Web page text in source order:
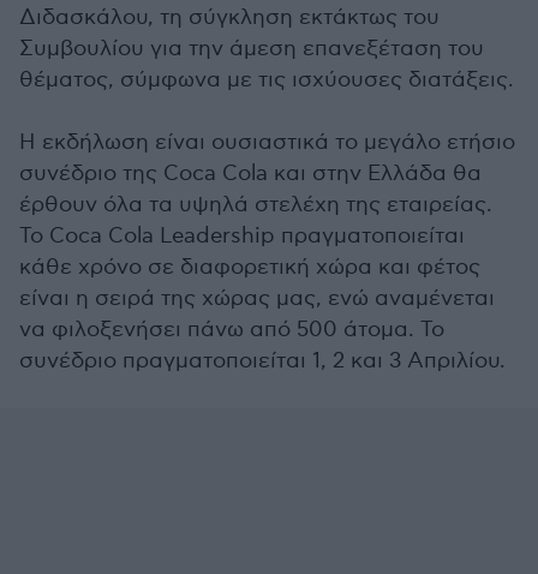
Διδασκάλου, τη σύγκληση εκτάκτως του
Συμβουλίου για την άμεση επανεξέταση του
θέματος, σύμφωνα με τις ισχύουσες διατάξεις.
Η εκδήλωση είναι ουσιαστικά το μεγάλο ετήσιο
συνέδριο της Coca Cola και στην Ελλάδα θα
έρθουν όλα τα υψηλά στελέχη της εταιρείας.
Το Coca Cola Leadership πραγματοποιείται
κάθε χρόνο σε διαφορετική χώρα και φέτος
είναι η σειρά της χώρας μας, ενώ αναμένεται
να φιλοξενήσει πάνω από 500 άτομα. Το
συνέδριο πραγματοποιείται 1, 2 και 3 Απριλίου.